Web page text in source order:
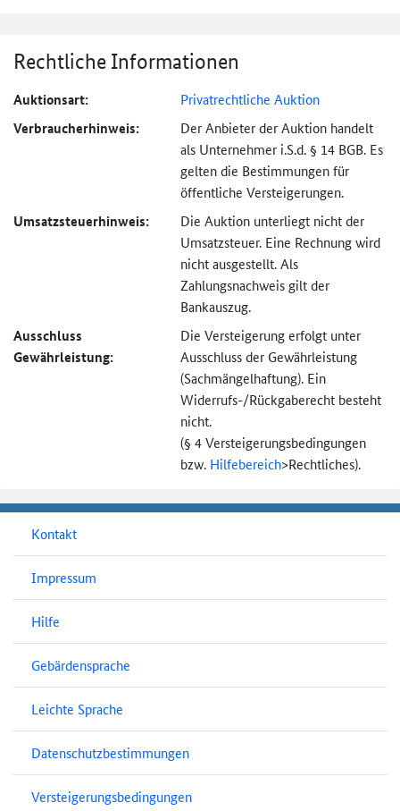
Rechtliche Informationen
Auktionsart: Privatrechtliche Auktion
Verbraucher­hinweis:
Der Anbieter der Auktion handelt
als Unternehmer i.S.d. § 14 BGB. Es
gelten die Bestimmungen für
öffentliche Versteigerungen.
Umsatzsteuer­hinweis:
Die Auktion unterliegt nicht der
Umsatzsteuer. Eine Rechnung wird
nicht ausgestellt. Als
Zahlungsnachweis gilt der
Bankauszug.
Ausschluss
Gewährleistung:
Die Versteigerung erfolgt unter
Ausschluss der Gewährleistung
(Sachmängel­haftung). Ein
Widerrufs-/Rückgaberecht besteht
nicht.
(§ 4 Versteigerungs­bedingungen
bzw. Hilfebereich>Rechtliches).
Kontakt
Impressum
Hilfe
Gebärdensprache
Leichte Sprache
Datenschutzbestimmungen
Versteigerungsbedingungen